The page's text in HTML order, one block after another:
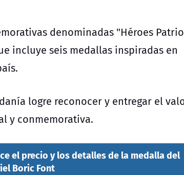
denominadas "Héroes
incluye seis medallas inspiradas en
logre reconocer y entregar el
y conmemorativa.
el precio y los detalles de la medalla del
Boric Font